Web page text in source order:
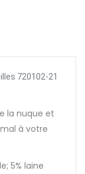
720102-21
la nuque et
à votre
5% laine